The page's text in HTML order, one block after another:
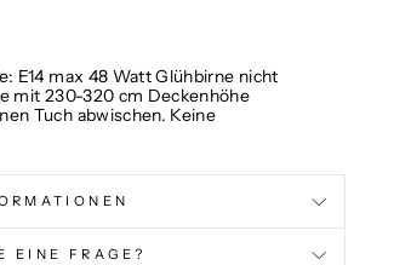
E14 max 48 Watt Glühbirne nicht
mit 230-320 cm Deckenhöhe
Tuch abwischen. Keine
EINE FRAGE?